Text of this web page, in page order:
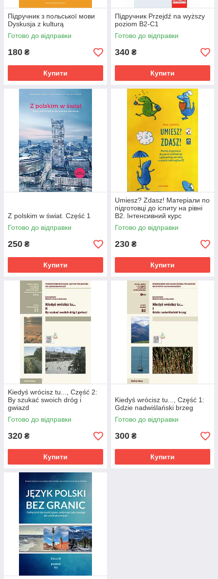
Підручник з польської мови
Dyskusja z kulturą
Готово до відправки
180 ₴
Купити
Підручник Przejdź na wyższy
poziom B2-С1
Готово до відправки
340 ₴
Купити
Z polskim w świat. Część 1
Готово до відправки
250 ₴
Купити
Umiesz? Zdasz! Матеріали по
підготовці до іспиту на рівні
В2. Інтенсивний курс
Готово до відправки
230 ₴
Купити
Kiedyś wrócisz tu..., Część 2:
By szukać swoich dróg i
gwiazd
Готово до відправки
320 ₴
Купити
Kiedyś wrócisz tu..., Część 1:
Gdzie nadwiślański brzeg
Готово до відправки
300 ₴
Купити